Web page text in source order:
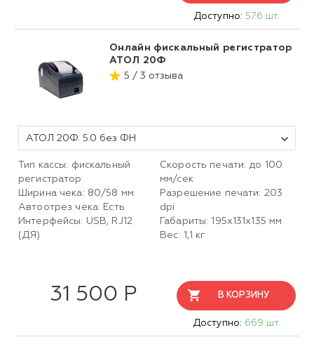
Доступно: 576 шт.
Онлайн фискальный регистратор
АТОЛ 20Ф
5 / 3 отзыва
АТОЛ 20Ф. 5.0 без ФН
Тип кассы: фискальный
регистратор
Ширина чека: 80/58 мм
Автоотрез чека: Есть
Интерфейсы: USB, RJ12
(ДЯ)
Скорость печати: до 100
мм/сек
Разрешение печати: 203
dpi
Габариты: 195х131х135 мм
Вес: 1,1 кг
31 500 Р В КОРЗИНУ
Доступно: 669 шт.